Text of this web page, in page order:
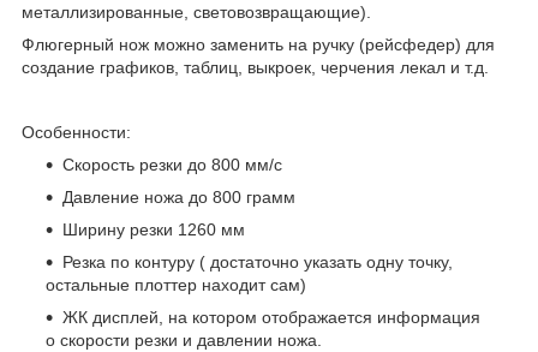
металлизированные, световозвращающие).
Флюгерный нож можно заменить на ручку (рейсфедер) для
создание графиков, таблиц, выкроек, черчения лекал и т.д.
Особенности:
Скорость резки до 800 мм/с
Давление ножа до 800 грамм
Ширину резки 1260 мм
Резка по контуру ( достаточно указать одну точку,
остальные плоттер находит сам)
ЖК дисплей, на котором отображается информация
о скорости резки и давлении ножа.